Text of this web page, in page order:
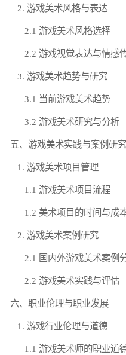
2. 游戏美术风格与表达
2.1 游戏美术风格选择
2.2 游戏视觉表达与情感
3. 游戏美术趋势与研究
3.1 当前游戏美术趋势
3.2 游戏美术研究与分析
五、游戏美术实践与案例研究
1. 游戏美术项目管理
1.1 游戏美术项目流程
1.2 美术项目的时间与成
2. 游戏美术案例研究
2.1 国内外游戏美术案例
2.2 游戏美术实践与评估
六、职业伦理与职业发展
1. 游戏行业伦理与道德
1.1 游戏美术师的职业道